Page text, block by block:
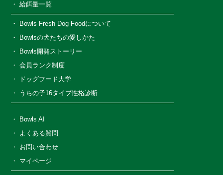
給餌量一覧
Bowls Fresh Dog Foodについて
Bowlsの犬たちの愛しかた
Bowls開発ストーリー
会員ランク制度
ドッグフード大学
うちの子16タイプ性格診断
Bowls AI
よくある質問
お問い合わせ
マイページ